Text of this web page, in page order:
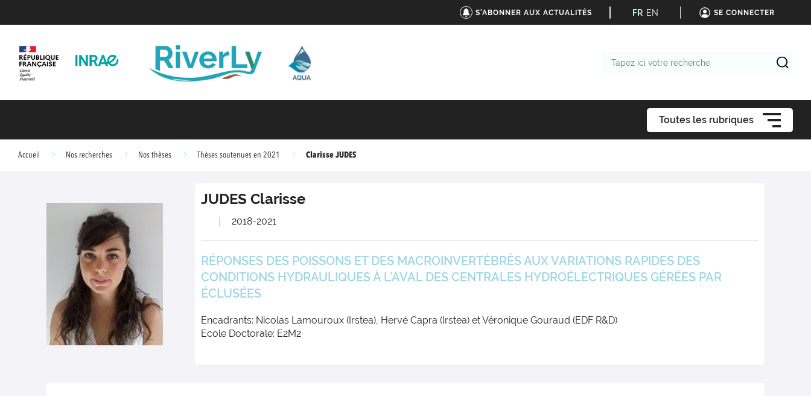
S'ABONNER AUX ACTUALITÉS FR EN SE CONNECTER
Toutes les rubriques
Accueil Nos recherches Nos thèses Thèses soutenues en 2021 Clarisse JUDES
JUDES Clarisse
2018-2021
RÉPONSES DES POISSONS ET DES MACROINVERTÉBRÉS AUX VARIATIONS RAPIDES DES
CONDITIONS HYDRAULIQUES À L’AVAL DES CENTRALES HYDROÉLECTRIQUES GÉRÉES PAR
ÉCLUSÉES
Encadrants: Nicolas Lamouroux (Irstea), Hervé Capra (Irstea) et Véronique Gouraud (EDF R&D)
Ecole Doctorale: E2M2